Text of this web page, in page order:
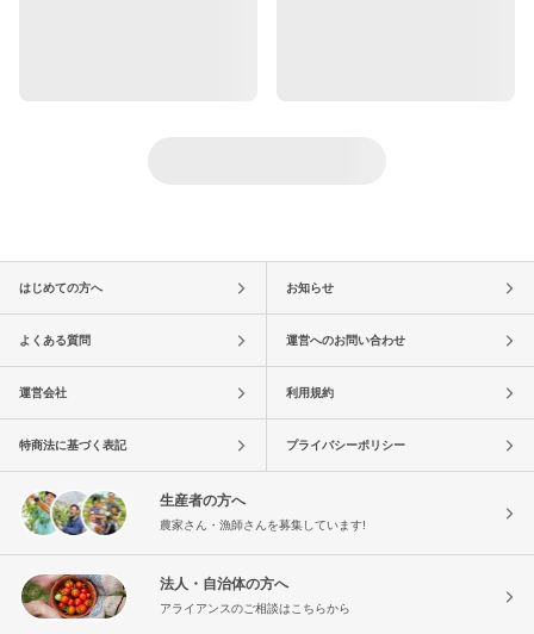
はじめての方へ お知らせ
よくある質問 運営へのお問い合わせ
運営会社 利用規約
特商法に基づく表記 プライバシーポリシー
生産者の方へ
農家さん・漁師さんを募集しています!
法人・自治体の方へ
アライアンスのご相談はこちらから